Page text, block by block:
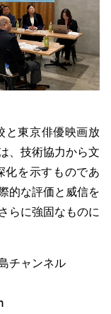
と東京俳優映画放
、技術協力から文
化を示すものであ
的な評価と威信を
らに強固なものに
チャンネル